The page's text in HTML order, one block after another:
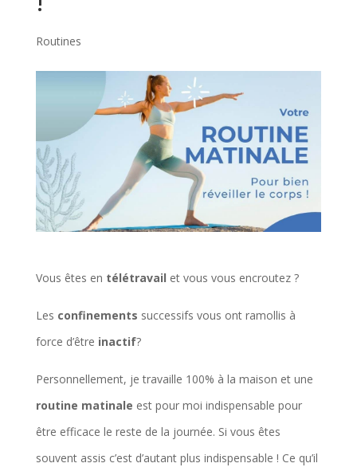
Routines
Vous êtes en télétravail et vous vous encroutez ?
Les confinements successifs vous ont ramollis à
force d’être inactif?
Personnellement, je travaille 100% à la maison et une
routine matinale est pour moi indispensable pour
être efficace le reste de la journée. Si vous êtes
souvent assis c’est d’autant plus indispensable ! Ce qu’il